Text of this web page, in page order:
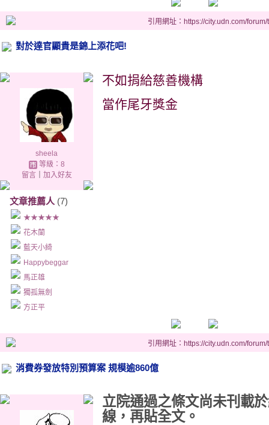
引用網址：https://city.udn.com/
對於達官顯貴是錦上添花吧!
sheela
等級：8
留言｜ 加入好友
文章推薦人 (7)
★★★★★
花木蘭
藍天小綺
Happybeggar
馬正雄
獨孤無劍
方正平
不如捐給慈善機構
當作尾牙獎金
引用網址：https://city.udn.com/
消費券發放特別預算案 規模逾860億
立院通過之條文尚未刊載
線，再貼全文。